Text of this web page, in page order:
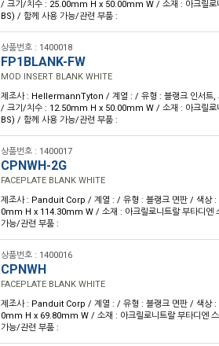
/ 크기/치수 : 25.00mm H x 50.00mm W / 소재 : 아크릴로
BS) / 함께 사용 가능/관련 부품 :
상품번호 : 1400018
FP1BLANK-FW
MOD INSERT BLANK WHITE
제조사 : HellermannTyton / 계열 : / 유형 : 블랭크 인서트,
/ 크기/치수 : 12.50mm H x 50.00mm W / 소재 : 아크릴로
BS) / 함께 사용 가능/관련 부품 :
상품번호 : 1400017
CPNWH-2G
FACEPLATE BLANK WHITE
제조사 : Panduit Corp / 계열 : / 유형 : 블랭크 면판 / 색상
0mm H x 114.30mm W / 소재 : 아크릴로니트랄 부타디엔
가능/관련 부품 :
상품번호 : 1400016
CPNWH
FACEPLATE BLANK WHITE
제조사 : Panduit Corp / 계열 : / 유형 : 블랭크 면판 / 색상
0mm H x 69.80mm W / 소재 : 아크릴로니트랄 부타디엔
가능/관련 부품 :